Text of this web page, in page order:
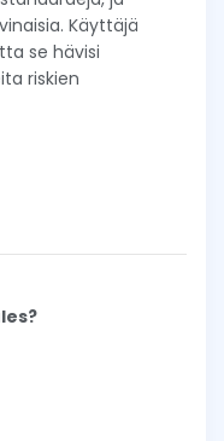
Käyttäjä
se hävisi
riskien